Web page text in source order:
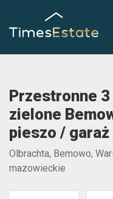
Przestronne
zielone
pieszo /
Olbrachta, Bemowo,
mazowieckie